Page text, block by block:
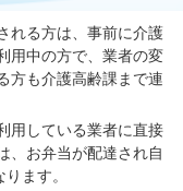
れる方は、事前に介護
用中の方で、業者の変
方も介護高齢課まで連
用している業者に直接
、お弁当が配達され自
ます。